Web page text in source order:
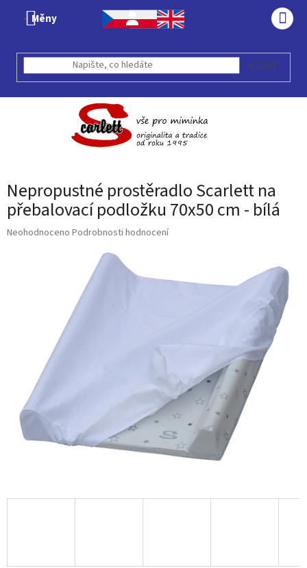
Měny
HLEDAT
Nepropustné prostěradlo Scarlett na
přebalovací podložku 70x50 cm - bílá
Průměrné
Neohodnoceno Podrobnosti hodnocení